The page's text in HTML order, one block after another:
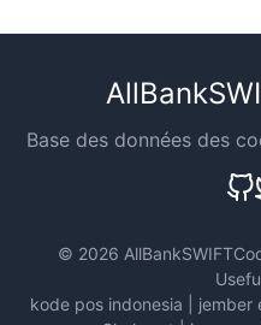
Base des données des
© 2026
kode pos indonesia
jember